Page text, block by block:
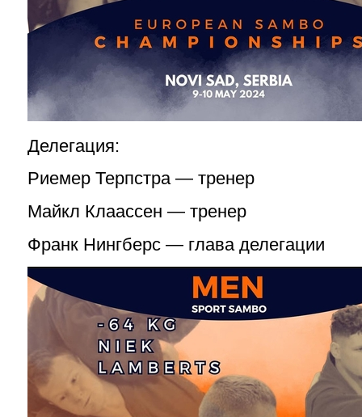
Делегация:
Риемер Терпстра — тренер
Майкл Клаассен — тренер
Франк Нингберс — глава делегации